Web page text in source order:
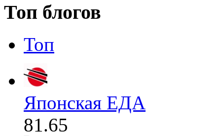
Топ блогов
Топ
Японская ЕДА
81.65